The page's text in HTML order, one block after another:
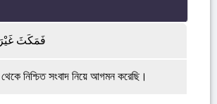
فَمَكَثَ غَيْرَ
নিশ্চিত সংবাদ নিয়ে আগমন করেছি।